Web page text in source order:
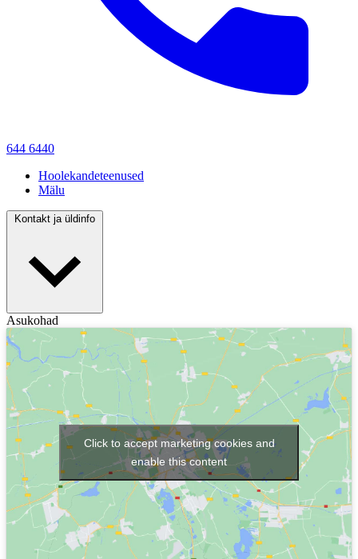
644 6440
Hoolekandeteenused
Mälu
Kontakt ja üldinfo
Asukohad
Click to accept marketing cookies and
enable this content